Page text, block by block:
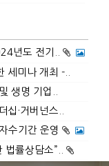
년도 전기..
세미나 개최 -..
생명 기업..
·거버넌스..
수기간 운영
률상담소”..